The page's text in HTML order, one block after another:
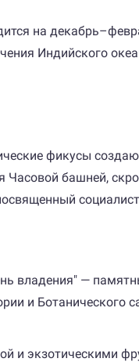
на
Индийского
фикусы
Часовой башней,
владения" —
и Ботанического
и экзотическими